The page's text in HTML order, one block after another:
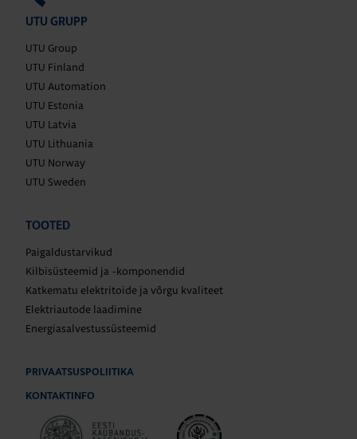
UTU GRUPP
UTU Group
UTU Finland
UTU Automation
UTU Estonia
UTU Latvia
UTU Lithuania
UTU Norway
UTU Sweden
TOOTED
Paigaldustarvikud
Kilbisüsteemid ja -komponendid
Katkematu elektritoide ja võrgu kvaliteet
Elektriautode laadimine
Energiasalvestussüsteemid
PRIVAATSUSPOLIITIKA
KONTAKTINFO